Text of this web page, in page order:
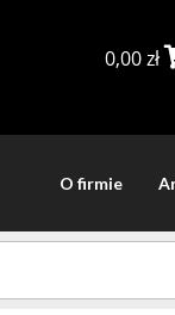
0,00zł
O firmie